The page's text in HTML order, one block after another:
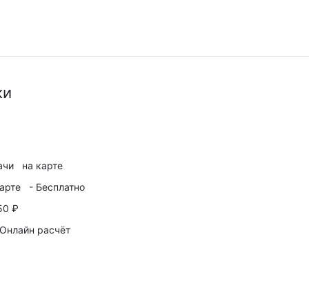
на карте
- Бесплатно
₽
расчёт